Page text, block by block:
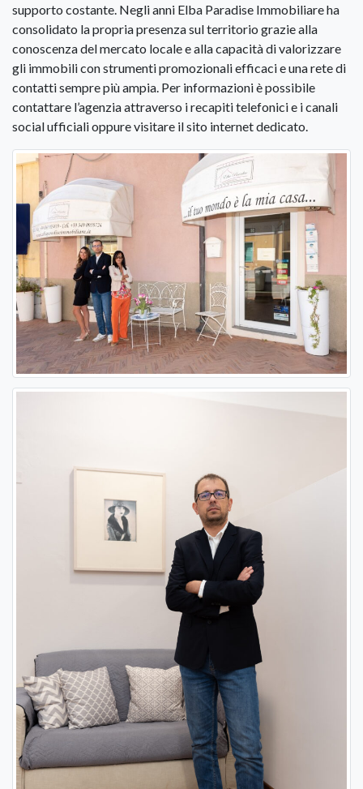
supporto costante. Negli anni Elba Paradise Immobiliare ha
consolidato la propria presenza sul territorio grazie alla
conoscenza del mercato locale e alla capacità di valorizzare
gli immobili con strumenti promozionali efficaci e una rete di
contatti sempre più ampia. Per informazioni è possibile
contattare l’agenzia attraverso i recapiti telefonici e i canali
social ufficiali oppure visitare il sito internet dedicato.